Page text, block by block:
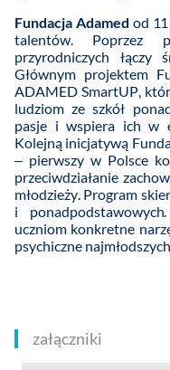
Fundacja Adamed od
talentów. Poprzez
przyrodniczych łączy
Głównym projektem
ADAMED SmartUP,
ludziom ze szkół
pasje i wspiera ich w
Kolejną inicjatywą
– pierwszy w Polsce
przeciwdziałanie
młodzieży. Program
i
uczniom konkretne
psychiczne
załączniki